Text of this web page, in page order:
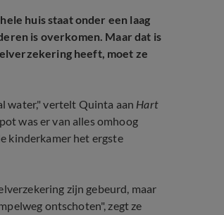
huis staat onder een laag
is overkomen. Maar dat is
heeft, moet ze
water," vertelt Quinta aan Hart
was er van alles omhoog
kinderkamer het ergste
zijn gebeurd, maar
ontschoten", zegt ze